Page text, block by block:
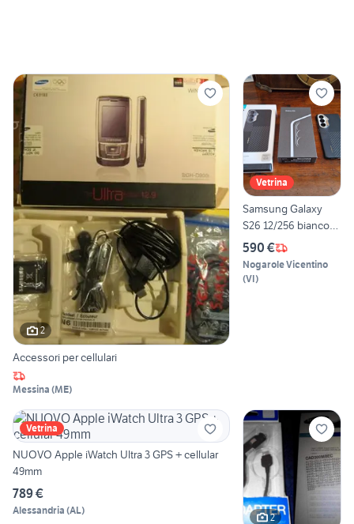
2
Accessori per cellulari
Messina (ME)
Vetrina
Samsung Galaxy
S26 12/256 bianco
nuovo + cover Ben
590 €
Nogarole Vicentino
(VI)
Vetrina
NUOVO Apple iWatch Ultra 3 GPS + cellular
49mm
789 €
Alessandria (AL)
2